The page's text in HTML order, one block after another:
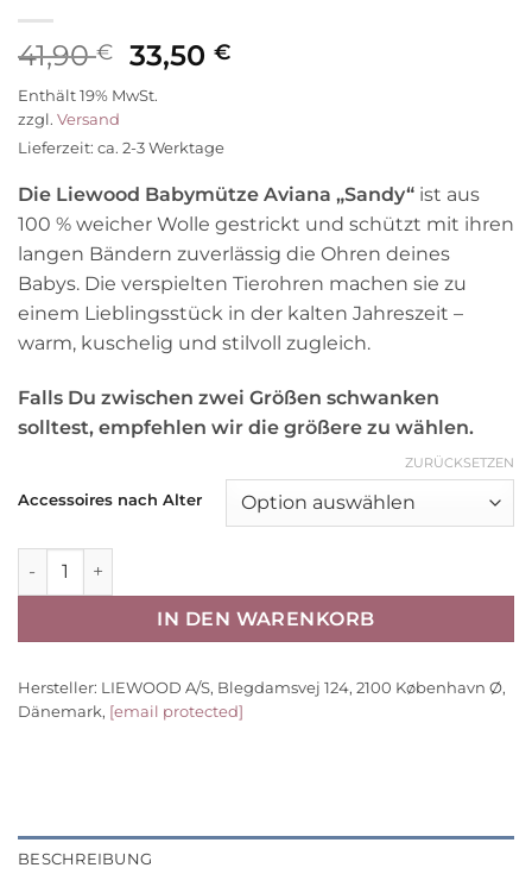
41,90€
Ursprünglicher
Preis
war:
41,90 €
33,50€Aktueller
Enthält 19% MwSt.
zzgl. Versand
Lieferzeit: ca. 2-3 Werktage
Die Liewood Babymütze Aviana „Sandy“ ist aus
100 % weicher Wolle gestrickt und schützt mit ihren
langen Bändern zuverlässig die Ohren deines
Babys. Die verspielten Tierohren machen sie zu
einem Lieblingsstück in der kalten Jahreszeit –
warm, kuschelig und stilvoll zugleich.
Falls Du zwischen zwei Größen schwanken
solltest, empfehlen wir die größere zu wählen.
Accessoires nach Alter
ZURÜCKSETZEN
Liewood Babymütze Aviana „Sandy“, 100% Wolle, 0-24
IN DEN WARENKORB
Hersteller: LIEWOOD A/S, Blegdamsvej 124, 2100 København Ø,
Dänemark, [email protected]
BESCHREIBUNG